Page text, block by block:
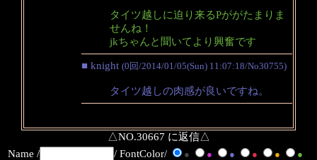
タイツ越しに迫り来るPががたまりま
せんね！
jkちゃんと聞いてより興奮です
■ knight (0回/2014/01/05(Sun) 11:07:18/No30755)
タイツ越しの肉感が良いですね。
△NO.30667 に返信△
Name /
/ FontColor/ ● ● ● ● ●
●